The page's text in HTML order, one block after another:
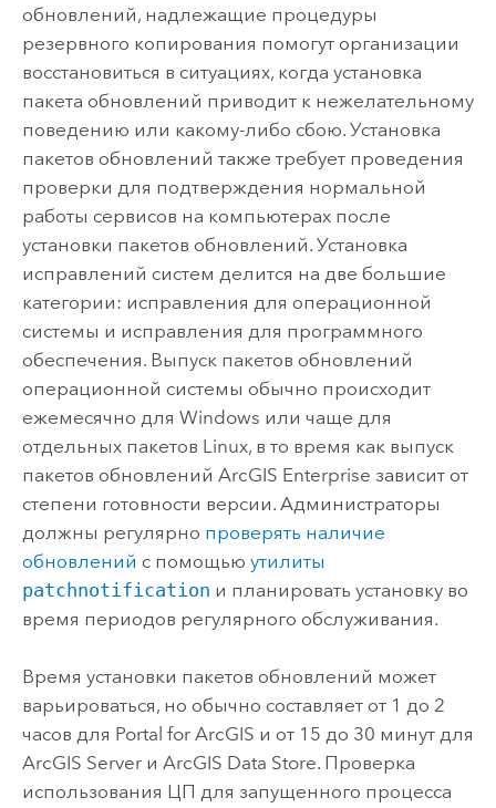
обновлений, надлежащие процедуры
резервного копирования помогут организации
восстановиться в ситуациях, когда установка
пакета обновлений приводит к нежелательному
поведению или какому-либо сбою. Установка
пакетов обновлений также требует проведения
проверки для подтверждения нормальной
работы сервисов на компьютерах после
установки пакетов обновлений. Установка
исправлений систем делится на две большие
категории: исправления для операционной
системы и исправления для программного
обеспечения. Выпуск пакетов обновлений
операционной системы обычно происходит
ежемесячно для Windows или чаще для
отдельных пакетов Linux, в то время как выпуск
пакетов обновлений ArcGIS Enterprise зависит от
степени готовности версии. Администраторы
должны регулярно проверять наличие
обновлений с помощью утилиты
patchnotification и планировать установку во
время периодов регулярного обслуживания.
Время установки пакетов обновлений может
варьироваться, но обычно составляет от 1 до 2
часов для Portal for ArcGIS и от 15 до 30 минут для
ArcGIS Serverи ArcGIS Data Store. Проверка
использования ЦП для запущенного процесса